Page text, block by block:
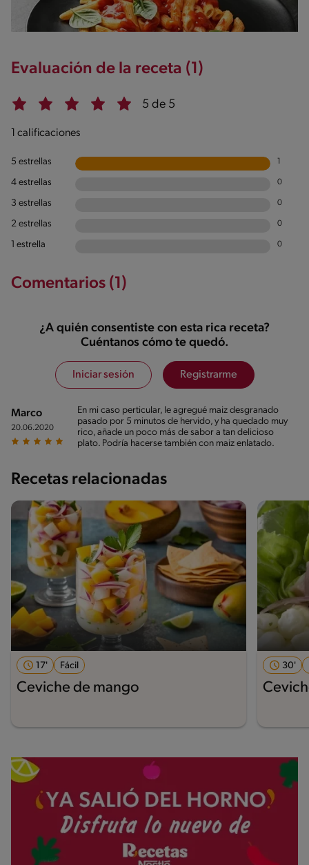
Evaluación de la receta (1)
5 de 5
1 calificaciones
5 estrellas
4 estrellas 0
3 estrellas 0
2 estrellas 0
1 estrella 0
Comentarios (1)
¿A quién consentiste con esta rica receta?
Cuéntanos cómo te quedó.
Iniciar sesión Registrarme
Marco
20.06.2020
En mi caso perticular, le agregué maiz desgranado
pasado por 5 minutos de hervido, y ha quedado muy
rico, añade un poco más de sabor a tan delicioso
plato. Podría hacerse también con maiz enlatado.
Recetas relacionadas
17' Fácil
Ceviche de mango
30'